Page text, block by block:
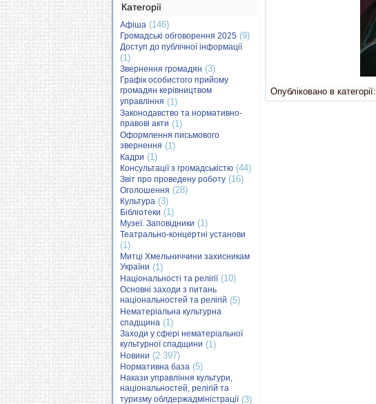
Категорії
Афіша (146)
Громадські обговорення 2025 (9)
Доступ до публічної інформації
(1)
Звернення громадян (3)
Графік особистого прийому
громадян керівництвом
управління (1)
Законодавство та нормативно-
правові акти (1)
Оформлення письмового
звернення (1)
Кадри (1)
Консультації з громадськістю (44)
Звіт про проведену роботу (16)
Оголошення (28)
Культура (3)
Бібліотеки (1)
Музеї. Заповідники (1)
Театрально-концертні установи
(1)
Митці Хмельниччини захисникам
України (1)
Національності та релігії(10)
Основні заходи з питань
національностей та релігій (5)
Нематеріальна культурна
спадщина (1)
Заходи у сфері нематеріальної
культурної спадщини (1)
Новини (2 397)
Нормативна база (5)
Накази управління культури,
національностей, релігій та
туризму облдержадміністрації(3)
Опубліковано в категорії: